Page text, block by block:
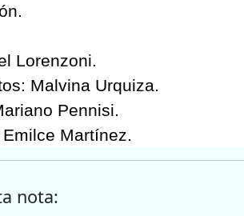
Lorenzoni.
Malvina Urquiza.
Pennisi.
Martínez.
nota: